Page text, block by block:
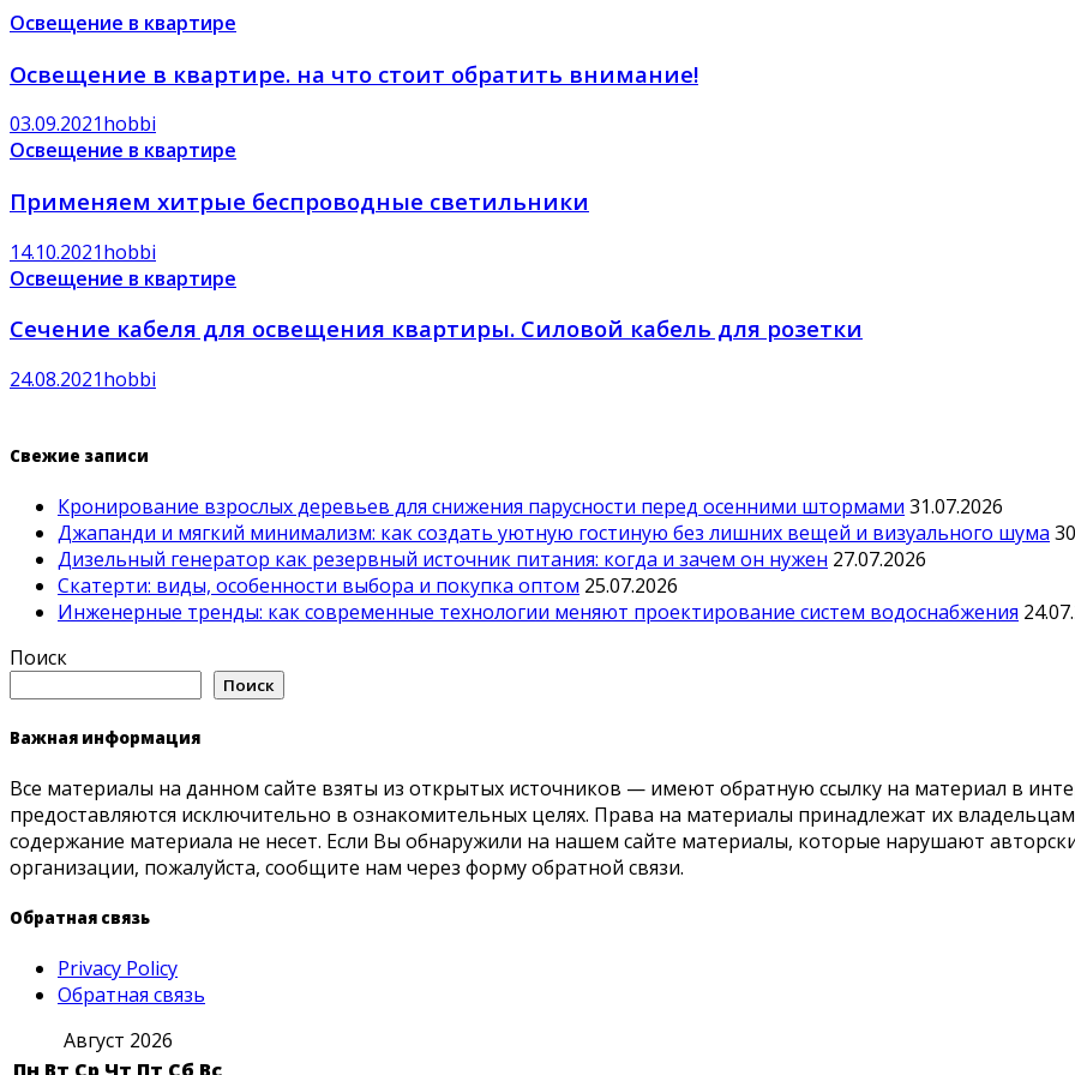
Освещение в квартире
Освещение в квартире. на что стоит обратить внимание!
03.09.2021hobbi
Освещение в квартире
Применяем хитрые беспроводные светильники
14.10.2021hobbi
Освещение в квартире
Сечение кабеля для освещения квартиры. Силовой кабель для розетки
24.08.2021hobbi
Свежие записи
Кронирование взрослых деревьев для снижения парусности перед осенними штормами 31.07.2026
Джапанди и мягкий минимализм: как создать уютную гостиную без лишних вещей и визуального шума
Дизельный генератор как резервный источник питания: когда и зачем он нужен 27.07.2026
Скатерти: виды, особенности выбора и покупка оптом 25.07.2026
Инженерные тренды: как современные технологии меняют проектирование систем водоснабжения
Поиск
Поиск
Важная информация
Все материалы на данном сайте взяты из открытых источников — имеют обратную ссылку на материал в
предоставляются исключительно в ознакомительных целях. Права на материалы принадлежат их
содержание материала не несет. Если Вы обнаружили на нашем сайте материалы, которые нарушают
организации, пожалуйста, сообщите нам через форму обратной связи.
Обратная связь
Privacy Policy
Обратная связь
Август 2026